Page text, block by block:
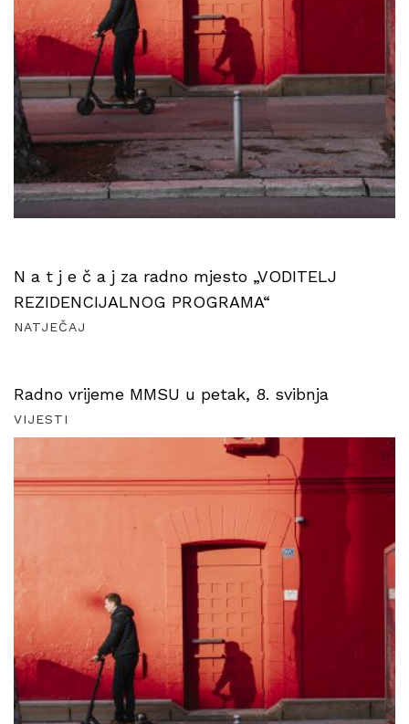
N a t j e č a j za radno mjesto „VODITELJ
REZIDENCIJALNOG PROGRAMA“
NATJEČAJ
Radno vrijeme MMSU u petak, 8. svibnja
VIJESTI